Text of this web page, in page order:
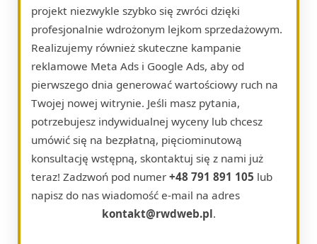
projekt niezwykle szybko się zwróci dzięki
profesjonalnie wdrożonym lejkom sprzedażowym.
Realizujemy również skuteczne kampanie
reklamowe Meta Ads i Google Ads, aby od
pierwszego dnia generować wartościowy ruch na
Twojej nowej witrynie. Jeśli masz pytania,
potrzebujesz indywidualnej wyceny lub chcesz
umówić się na bezpłatną, pięciominutową
konsultację wstępną, skontaktuj się z nami już
teraz! Zadzwoń pod numer +48 791 891 105 lub
napisz do nas wiadomość e-mail na adres
kontakt@rwdweb.pl.